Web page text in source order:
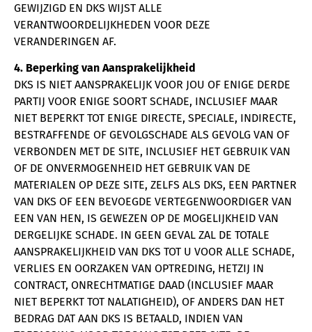
GEWIJZIGD EN DKS WIJST ALLE
VERANTWOORDELIJKHEDEN VOOR DEZE
VERANDERINGEN AF.
4. Beperking van Aansprakelijkheid
DKS IS NIET AANSPRAKELIJK VOOR JOU OF ENIGE DERDE
PARTIJ VOOR ENIGE SOORT SCHADE, INCLUSIEF MAAR
NIET BEPERKT TOT ENIGE DIRECTE, SPECIALE, INDIRECTE,
BESTRAFFENDE OF GEVOLGSCHADE ALS GEVOLG VAN OF
VERBONDEN MET DE SITE, INCLUSIEF HET GEBRUIK VAN
OF DE ONVERMOGENHEID HET GEBRUIK VAN DE
MATERIALEN OP DEZE SITE, ZELFS ALS DKS, EEN PARTNER
VAN DKS OF EEN BEVOEGDE VERTEGENWOORDIGER VAN
EEN VAN HEN, IS GEWEZEN OP DE MOGELIJKHEID VAN
DERGELIJKE SCHADE. IN GEEN GEVAL ZAL DE TOTALE
AANSPRAKELIJKHEID VAN DKS TOT U VOOR ALLE SCHADE,
VERLIES EN OORZAKEN VAN OPTREDING, HETZIJ IN
CONTRACT, ONRECHTMATIGE DAAD (INCLUSIEF MAAR
NIET BEPERKT TOT NALATIGHEID), OF ANDERS DAN HET
BEDRAG DAT AAN DKS IS BETAALD, INDIEN VAN